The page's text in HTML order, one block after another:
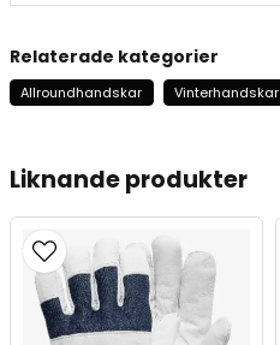
Liknande produkter
Relaterade kategorier
Allroundhandskar Vinterhandskar